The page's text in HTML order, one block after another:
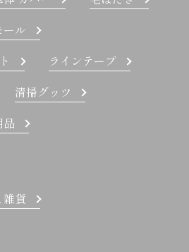
ール
ラインテープ
清掃グッツ
品
雑貨